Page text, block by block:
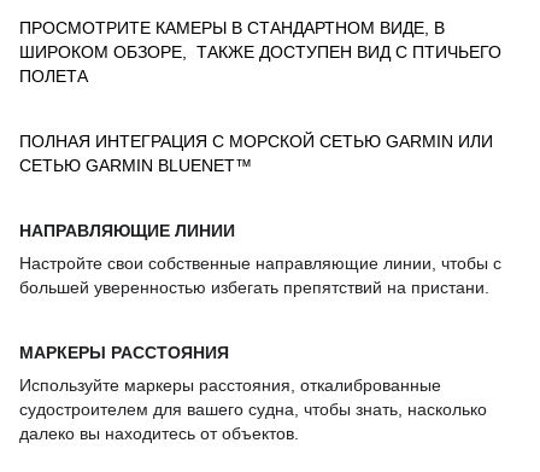
ПРОСМОТРИТЕ КАМЕРЫ В СТАНДАРТНОМ ВИДЕ, В
ШИРОКОМ ОБЗОРЕ, ТАКЖЕ ДОСТУПЕН ВИД С ПТИЧЬЕГО
ПОЛЕТА
ПОЛНАЯ ИНТЕГРАЦИЯ С МОРСКОЙ СЕТЬЮ GARMIN ИЛИ
СЕТЬЮ GARMIN BLUENET™
НАПРАВЛЯЮЩИЕ ЛИНИИ
Настройте свои собственные направляющие линии, чтобы с
большей уверенностью избегать препятствий на пристани.
МАРКЕРЫ РАССТОЯНИЯ
Используйте маркеры расстояния, откалиброванные
судостроителем для вашего судна, чтобы знать, насколько
далеко вы находитесь от объектов.